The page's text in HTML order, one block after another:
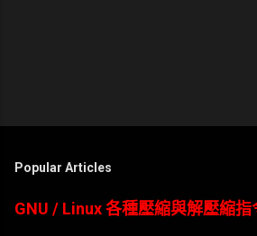
Popular Articles
GNU / Linux 各種壓縮與解壓縮指